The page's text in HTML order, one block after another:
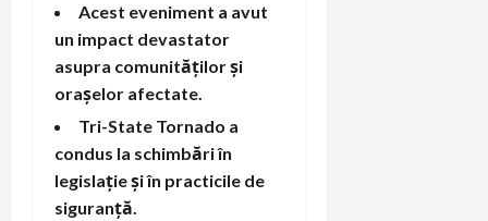
Acest eveniment a avut
un impact devastator
asupra comunităților și
orașelor afectate.
Tri-State Tornado a
condus la schimbări în
legislație și în practicile de
siguranță.